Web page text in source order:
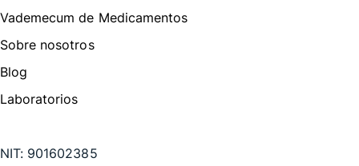
Vademecum de Medicamentos
Sobre nosotros
Blog
Laboratorios
NIT: 901602385